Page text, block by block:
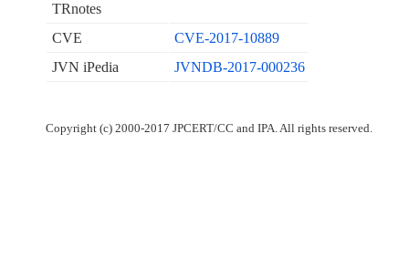
TRnotes
CVE
CVE-2017-10889
JVN iPedia
JVNDB-2017-000236
Copyright (c) 2000-2017 JPCERT/CC and IPA. All rights reserved.